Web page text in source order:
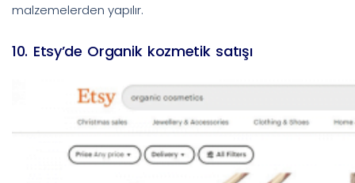
malzemelerden yapılır.
10. Etsy’de Organik kozmetik satışı